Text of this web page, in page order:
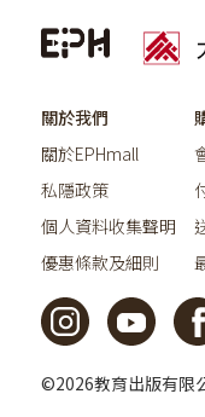
關於我們
關於EPHmall
私隱政策
個人資料收集聲明
優惠條款及細則
©2026教育出版有限